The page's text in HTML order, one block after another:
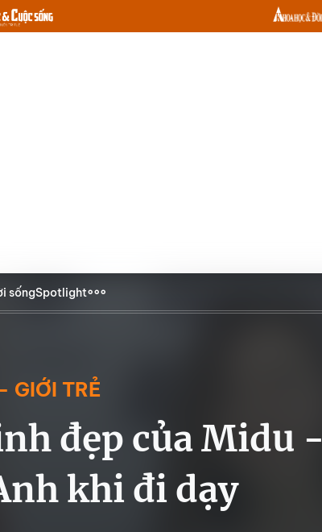
sốngSpotlight
GIỚI TRẺ
đẹp của Midu -
khi đi dạy